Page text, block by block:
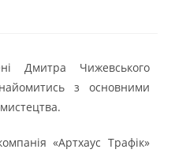
Дмитра Чижевського
з основними
«Артхаус Трафiк»